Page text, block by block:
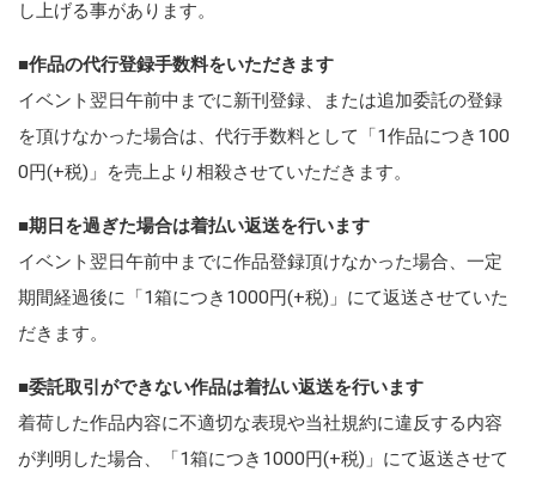
し上げる事があります。
■作品の代行登録手数料をいただきます
イベント翌日午前中までに新刊登録、または追加委託の登録
を頂けなかった場合は、代行手数料として「1作品につき100
0円(+税)」を売上より相殺させていただきます。
■期日を過ぎた場合は着払い返送を行います
イベント翌日午前中までに作品登録頂けなかった場合、一定
期間経過後に「1箱につき1000円(+税)」にて返送させていた
だきます。
■委託取引ができない作品は着払い返送を行います
着荷した作品内容に不適切な表現や当社規約に違反する内容
が判明した場合、「1箱につき1000円(+税)」にて返送させて